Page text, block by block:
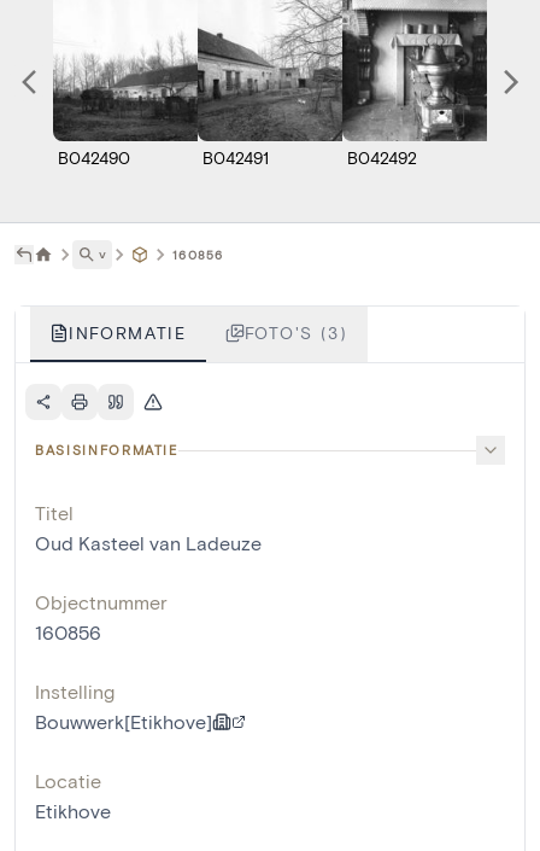
B042490 B042491 B042492
˅ 160856
INFORMATIE FOTO'S (3)
BASISINFORMATIE
Titel
Oud Kasteel van Ladeuze
Objectnummer
160856
Instelling
Bouwwerk[Etikhove]
Locatie
Etikhove